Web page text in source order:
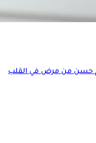
حسن من مرض في القلب